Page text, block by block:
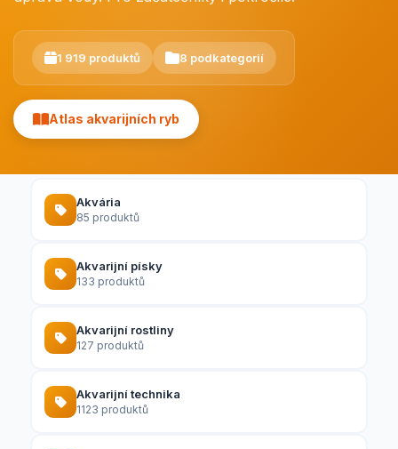
1 919 produktů 8 podkategorií
Atlas akvarijních ryb
Akvária
85 produktů
Akvarijní písky
133 produktů
Akvarijní rostliny
127 produktů
Akvarijní technika
1123 produktů